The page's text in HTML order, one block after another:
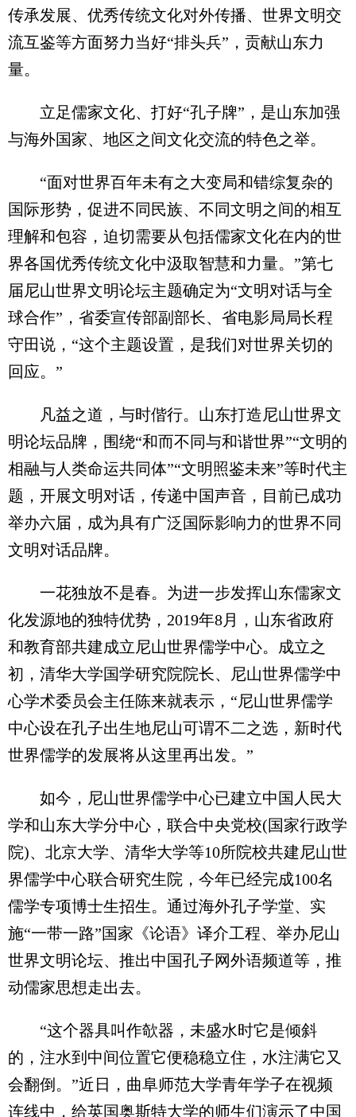
传承发展、优秀传统文化对外传播、世界文明交
流互鉴等方面努力当好“排头兵”，贡献山东力
量。
立足儒家文化、打好“孔子牌”，是山东加强
与海外国家、地区之间文化交流的特色之举。
“面对世界百年未有之大变局和错综复杂的
国际形势，促进不同民族、不同文明之间的相互
理解和包容，迫切需要从包括儒家文化在内的世
界各国优秀传统文化中汲取智慧和力量。”第七
届尼山世界文明论坛主题确定为“文明对话与全
球合作”，省委宣传部副部长、省电影局局长程
守田说，“这个主题设置，是我们对世界关切的
回应。”
凡益之道，与时偕行。山东打造尼山世界文
明论坛品牌，围绕“和而不同与和谐世界”“文明的
相融与人类命运共同体”“文明照鉴未来”等时代主
题，开展文明对话，传递中国声音，目前已成功
举办六届，成为具有广泛国际影响力的世界不同
文明对话品牌。
一花独放不是春。为进一步发挥山东儒家文
化发源地的独特优势，2019年8月，山东省政府
和教育部共建成立尼山世界儒学中心。成立之
初，清华大学国学研究院院长、尼山世界儒学中
心学术委员会主任陈来就表示，“尼山世界儒学
中心设在孔子出生地尼山可谓不二之选，新时代
世界儒学的发展将从这里再出发。”
如今，尼山世界儒学中心已建立中国人民大
学和山东大学分中心，联合中央党校(国家行政学
院)、北京大学、清华大学等10所院校共建尼山世
界儒学中心联合研究生院，今年已经完成100名
儒学专项博士生招生。通过海外孔子学堂、实
施“一带一路”国家《论语》译介工程、举办尼山
世界文明论坛、推出中国孔子网外语频道等，推
动儒家思想走出去。
“这个器具叫作欹器，未盛水时它是倾斜
的，注水到中间位置它便稳稳立住，水注满它又
会翻倒。”近日，曲阜师范大学青年学子在视频
连线中，给英国奥斯特大学的师生们演示了中国